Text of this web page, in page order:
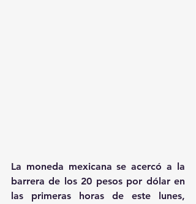
La moneda mexicana se acercó a la
barrera de los 20 pesos por dólar en
las primeras horas de este lunes,